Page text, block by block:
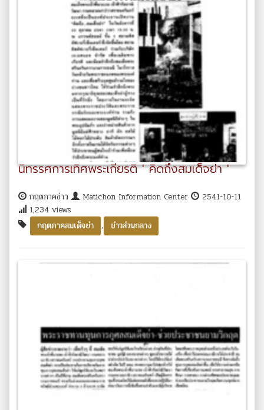
นิทรรศการเทิศพระเกียรติ ' คิดถึงสมเด็จย่า '
กฤตภาคข่าว Matichon Information Center
2541-10-11
1,234 views
กฤตภาคสมเด็จย่า
, ข่าวส่วนกลาง